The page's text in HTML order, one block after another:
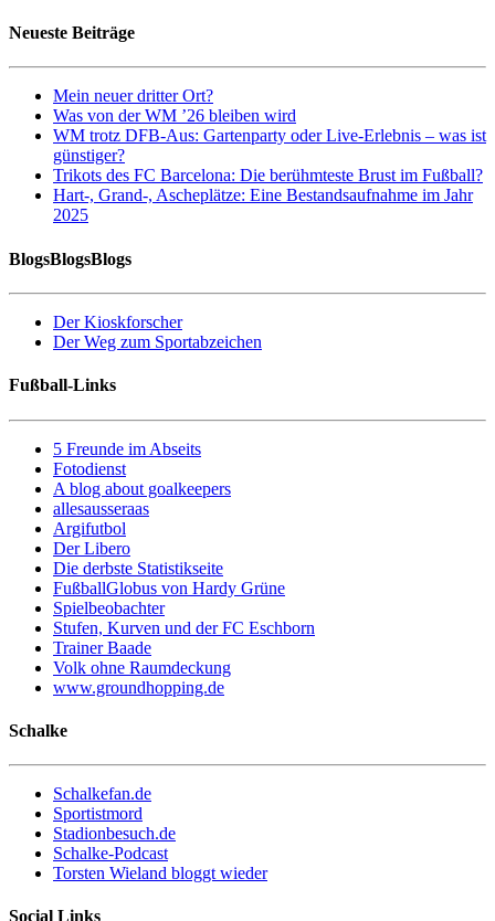
Neueste Beiträge
Mein neuer dritter Ort?
Was von der WM ’26 bleiben wird
WM trotz DFB-Aus: Gartenparty oder Live-Erlebnis – was ist
günstiger?
Trikots des FC Barcelona: Die berühmteste Brust im Fußball?
Hart-, Grand-, Ascheplätze: Eine Bestandsaufnahme im Jahr
2025
BlogsBlogsBlogs
Der Kioskforscher
Der Weg zum Sportabzeichen
Fußball-Links
5 Freunde im Abseits
Fotodienst
A blog about goalkeepers
allesausseraas
Argifutbol
Der Libero
Die derbste Statistikseite
FußballGlobus von Hardy Grüne
Spielbeobachter
Stufen, Kurven und der FC Eschborn
Trainer Baade
Volk ohne Raumdeckung
www.groundhopping.de
Schalke
Schalkefan.de
Sportistmord
Stadionbesuch.de
Schalke-Podcast
Torsten Wieland bloggt wieder
Social Links